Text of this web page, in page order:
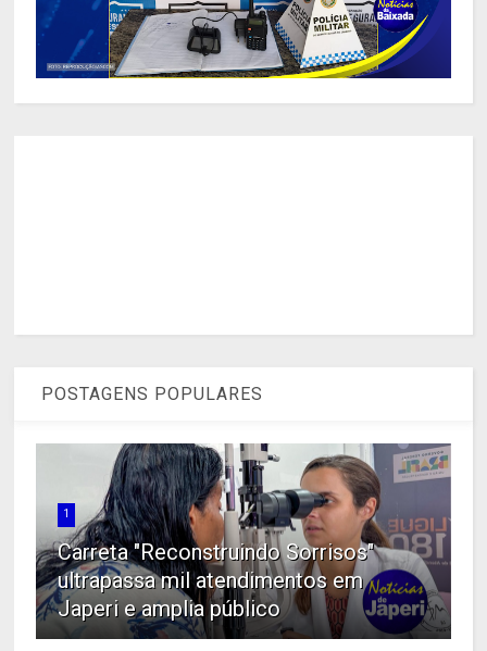
POSTAGENS POPULARES
1
Carreta "Reconstruindo Sorrisos"
ultrapassa mil atendimentos em
Japeri e amplia público